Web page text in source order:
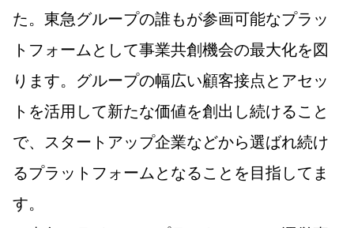
た。東急グループの誰もが参画可能なプラッ
トフォームとして事業共創機会の最大化を図
ります。グループの幅広い顧客接点とアセッ
トを活用して新たな価値を創出し続けること
で、スタートアップ企業などから選ばれ続け
るプラットフォームとなることを目指してま
す。